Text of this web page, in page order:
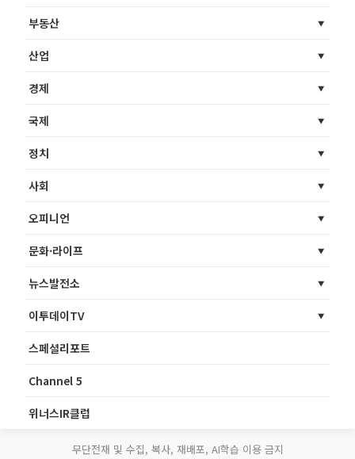
부동산
산업
경제
국제
정치
사회
오피니언
문화·라이프
뉴스발전소
이투데이TV
스페셜리포트
Channel 5
위너스IR클럽
무단전재 및 수집, 복사, 재배포, AI학습 이용 금지